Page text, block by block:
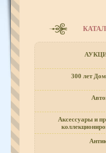
300 лет
Аксессуары и